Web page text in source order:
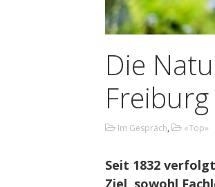
Die
Freiburg
Im Gespräch, «Top»
Seit 1832